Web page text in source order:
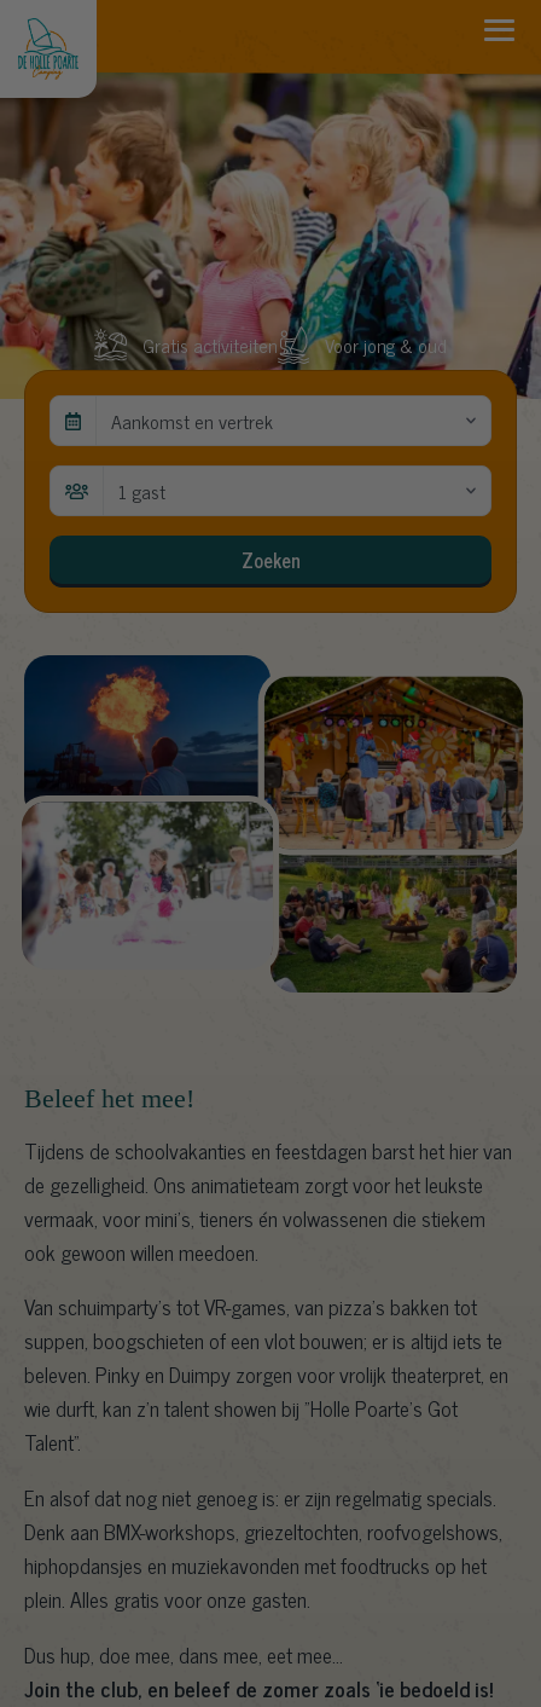
Gratis activiteiten Voor jong & oud
Aankomst en vertrek
1 gast
Zoeken
Beleef het mee!
Tijdens de schoolvakanties en feestdagen barst het hier van
de gezelligheid. Ons animatieteam zorgt voor het leukste
vermaak, voor mini’s, tieners én volwassenen die stiekem
ook gewoon willen meedoen.
Van schuimparty’s tot VR-games, van pizza’s bakken tot
suppen, boogschieten of een vlot bouwen; er is altijd iets te
beleven. Pinky en Duimpy zorgen voor vrolijk theaterpret, en
wie durft, kan z’n talent showen bij "Holle Poarte's Got
Talent".
En alsof dat nog niet genoeg is: er zijn regelmatig specials.
Denk aan BMX-workshops, griezeltochten, roofvogelshows,
hiphopdansjes en muziekavonden met foodtrucks op het
plein. Alles gratis voor onze gasten.
Dus hup, doe mee, dans mee, eet mee…
Join the club, en beleef de zomer zoals ‘ie bedoeld is!